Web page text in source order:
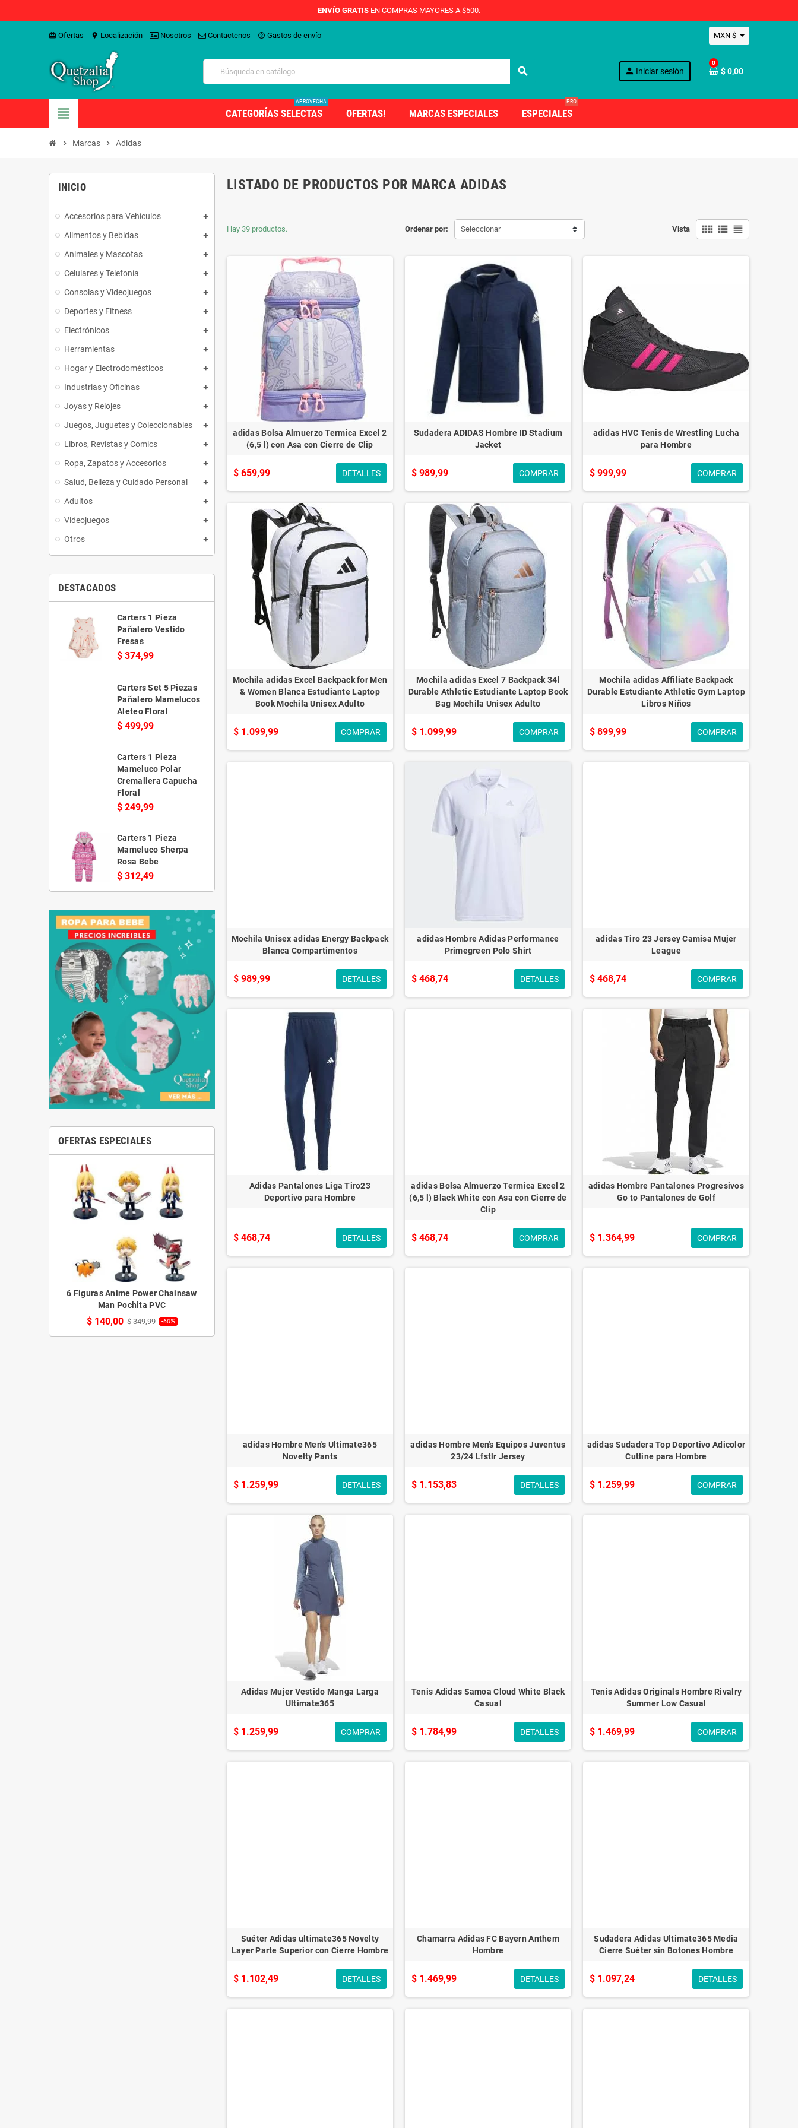
ENVÍO GRATIS EN COMPRAS MAYORES A $500.
card_giftcard Ofertas location_on Localización Nosotros Contactenos help_outline Gastos de envío MXN $
search person Iniciar sesión
0
$ 0,00
view_headline CATEGORÍAS SELECTAS
APROVECHA
OFERTAS! MARCAS ESPECIALES ESPECIALES
PRO
chevron_right Marcas chevron_right Adidas
INICIO
Accesorios para Vehículos
Alimentos y Bebidas
Animales y Mascotas
Celulares y Telefonía
Consolas y Videojuegos
Deportes y Fitness
Electrónicos
Herramientas
Hogar y Electrodomésticos
Industrias y Oficinas
Joyas y Relojes
Juegos, Juguetes y Coleccionables
Libros, Revistas y Comics
Ropa, Zapatos y Accesorios
Salud, Belleza y Cuidado Personal
Adultos
Videojuegos
Otros
DESTACADOS
Carters 1 Pieza
Pañalero Vestido
Fresas
$ 374,99
Carters Set 5 Piezas
Pañalero Mamelucos
Aleteo Floral
$ 499,99
Carters 1 Pieza
Mameluco Polar
Cremallera Capucha
Floral
$ 249,99
Carters 1 Pieza
Mameluco Sherpa
Rosa Bebe
$ 312,49
OFERTAS ESPECIALES
6 Figuras Anime Power Chainsaw
Man Pochita PVC
$ 140,00 $ 349,99 -60%
LISTADO DE PRODUCTOS POR MARCA ADIDAS
Ordenar por: Seleccionar Vista view_comfy view_list view_headline
Hay 39 productos.
adidas Bolsa Almuerzo Termica Excel 2
(6,5 l) con Asa con Cierre de Clip
$ 659,99 DETALLES
Sudadera ADIDAS Hombre ID Stadium
Jacket
$ 989,99 COMPRAR
adidas HVC Tenis de Wrestling Lucha
para Hombre
$ 999,99 COMPRAR
Mochila adidas Excel Backpack for Men
& Women Blanca Estudiante Laptop
Book Mochila Unisex Adulto
$ 1.099,99 COMPRAR
Mochila adidas Excel 7 Backpack 34l
Durable Athletic Estudiante Laptop Book
Bag Mochila Unisex Adulto
$ 1.099,99 COMPRAR
Mochila adidas Affiliate Backpack
Durable Estudiante Athletic Gym Laptop
Libros Niños
$ 899,99 COMPRAR
Mochila Unisex adidas Energy Backpack
Blanca Compartimentos
$ 989,99 DETALLES
adidas Hombre Adidas Performance
Primegreen Polo Shirt
$ 468,74 DETALLES
adidas Tiro 23 Jersey Camisa Mujer
League
$ 468,74 COMPRAR
Adidas Pantalones Liga Tiro23
Deportivo para Hombre
$ 468,74 DETALLES
adidas Bolsa Almuerzo Termica Excel 2
(6,5 l) Black White con Asa con Cierre de
Clip
$ 468,74 COMPRAR
adidas Hombre Pantalones Progresivos
Go to Pantalones de Golf
$ 1.364,99 COMPRAR
adidas Hombre Men's Ultimate365
Novelty Pants
$ 1.259,99 DETALLES
adidas Hombre Men's Equipos Juventus
23/24 Lfstlr Jersey
$ 1.153,83 DETALLES
adidas Sudadera Top Deportivo Adicolor
Cutline para Hombre
$ 1.259,99 COMPRAR
Adidas Mujer Vestido Manga Larga
Ultimate365
$ 1.259,99 COMPRAR
Tenis Adidas Samoa Cloud White Black
Casual
$ 1.784,99 DETALLES
Tenis Adidas Originals Hombre Rivalry
Summer Low Casual
$ 1.469,99 COMPRAR
Suéter Adidas ultimate365 Novelty
Layer Parte Superior con Cierre Hombre
$ 1.102,49 DETALLES
Chamarra Adidas FC Bayern Anthem
Hombre
$ 1.469,99 DETALLES
Sudadera Adidas Ultimate365 Media
Cierre Suéter sin Botones Hombre
$ 1.097,24 DETALLES